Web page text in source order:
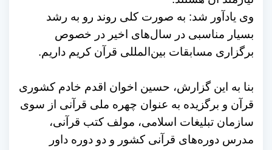
وی یادآور شد: به صورت کلی روند رو به رشد
بسیار مناسبی در سال‌های اخیر در خصوص
برگزاری مسابقات بین‌المللی قرآن کریم داریم.
بنا به این گزارش، حسین اخوان اقدم خادم کشوری
قرآن و برگزیده به عنوان چهره ملی قرآنی از سوی
سازمان تبلیغات اسلامی، مولف کتب قرآنی،
مدرس دوره‌های قرآنی کشور و دو دوره داور